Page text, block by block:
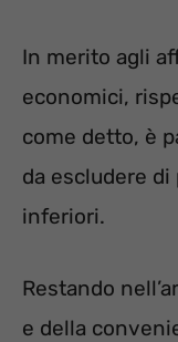
In merito agli
economici,
come detto, è
da escludere
inferiori.
Restando
e della